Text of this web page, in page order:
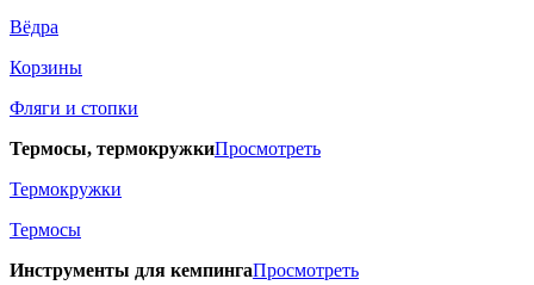
Вёдра
Корзины
Фляги и стопки
Термосы, термокружкиПросмотреть
Термокружки
Термосы
Инструменты для кемпингаПросмотреть